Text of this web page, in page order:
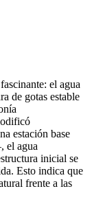
el agua
de gotas estable
estación base
el agua
inicial se
Esto indica que
frente a las